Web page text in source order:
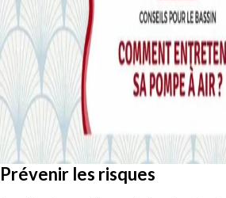
Prévenir les risques